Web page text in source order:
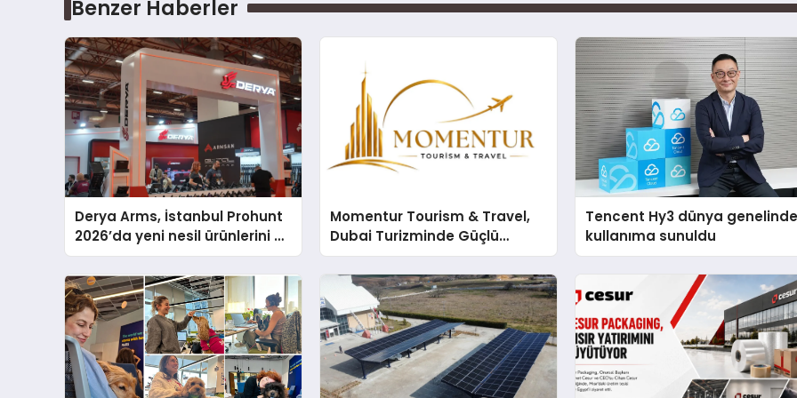
Benzer Haberler
Derya Arms, İstanbul Prohunt
2026’da yeni nesil ürünlerini ve
global marka vizyonunu
sergiledi
Momentur Tourism & Travel,
Dubai Turizminde Güçlü
Operasyon Ağıyla Fark
Yaratıyor
Tencent Hy3 dünya
kullanıma sunuldu